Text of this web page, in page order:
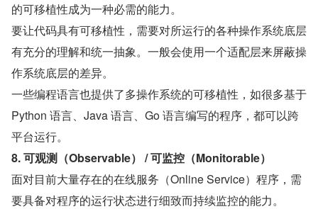
的可移植性成为一种必需的能力。
要让代码具有可移植性，需要对所运行的各种操作系统底层
有充分的理解和统一抽象。一般会使用一个适配层来屏蔽操
作系统底层的差异。
一些编程语言也提供了多操作系统的可移植性，如很多基于
Python 语言、Java 语言、Go 语言编写的程序，都可以跨
平台运行。
8. 可观测（Observable） / 可监控（Monitorable）
面对目前大量存在的在线服务（Online Service）程序，需
要具备对程序的运行状态进行细致而持续监控的能力。